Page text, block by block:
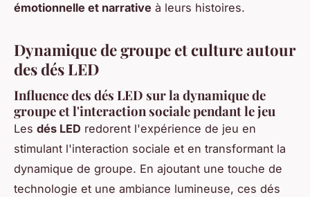
émotionnelle et narrative à leurs histoires.
Dynamique de groupe et culture autour
des dés LED
Influence des dés LED sur la dynamique de
groupe et l'interaction sociale pendant le jeu
Les dés LED redorent l'expérience de jeu en
stimulant l'interaction sociale et en transformant la
dynamique de groupe. En ajoutant une touche de
technologie et une ambiance lumineuse, ces dés